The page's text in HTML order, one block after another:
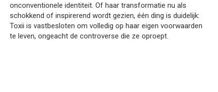
onconventionele identiteit. Of haar transformatie nu als
schokkend of inspirerend wordt gezien, één ding is duidelijk:
Toxii is vastbesloten om volledig op haar eigen voorwaarden
te leven, ongeacht de controverse die ze oproept.